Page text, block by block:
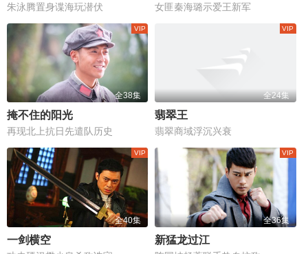
朱泳腾置身谍海玩潜伏 女匪秦海璐示爱王新军
全38集
掩不住的阳光
再现北上抗日先遣队历史
全24集
翡翠王
翡翠商域浮沉兴衰
全40集
一剑横空
全36集
新猛龙过江